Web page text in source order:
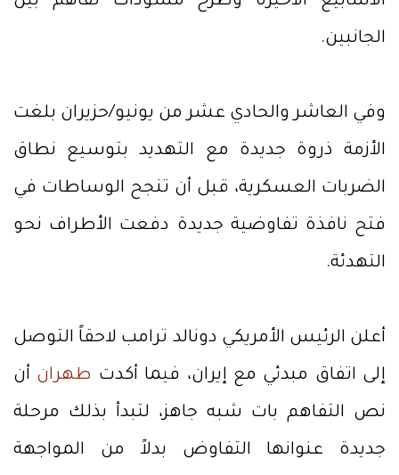
الجانبين.
وفي العاشر والحادي عشر من يونيو/حزيران بلغت
الأزمة ذروة جديدة مع التهديد بتوسيع نطاق
الضربات العسكرية، قبل أن تنجح الوساطات في
فتح نافذة تفاوضية جديدة دفعت الأطراف نحو
التهدئة.
أعلن الرئيس الأمريكي دونالد ترامب لاحقاً التوصل
إلى اتفاق مبدئي مع إيران، فيما أكدت طهران أن
نص التفاهم بات شبه جاهز، لتبدأ بذلك مرحلة
جديدة عنوانها التفاوض بدلاً من المواجهة